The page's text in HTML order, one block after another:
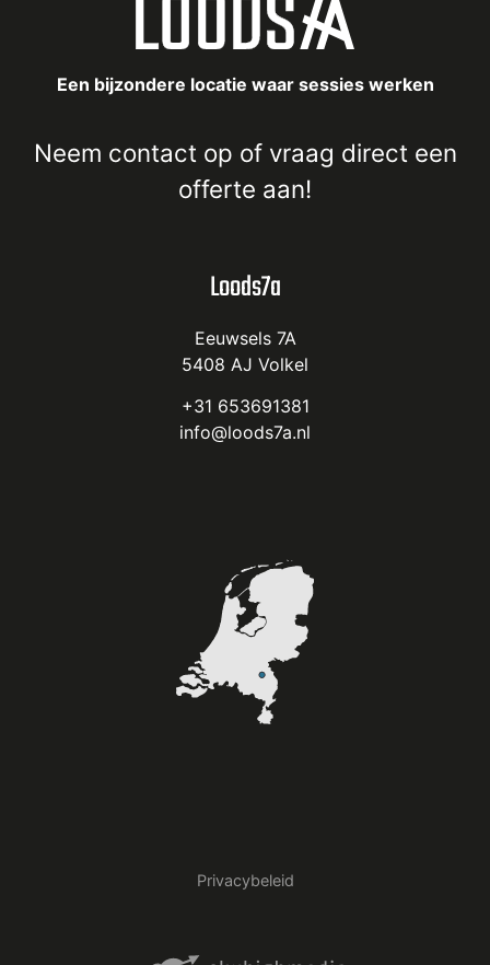
Een bijzondere locatie waar sessies werken
Neem contact op of vraag direct een
offerte aan!
Loods7a
Eeuwsels 7A
5408 AJ Volkel
+31 653691381
info@loods7a.nl
Privacybeleid